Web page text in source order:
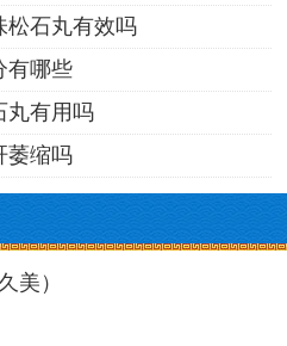
松石丸有效吗
有哪些
丸有用吗
萎缩吗
美）